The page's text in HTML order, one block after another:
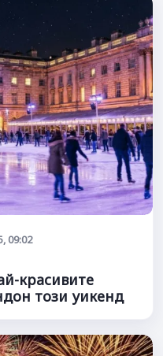
09:02
красивите
този уикенд